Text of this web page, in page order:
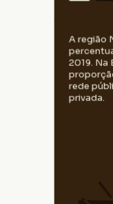
A região
2019. Na
rede
privada.
Na
nas
muito
havia 40
privada,
cada 10